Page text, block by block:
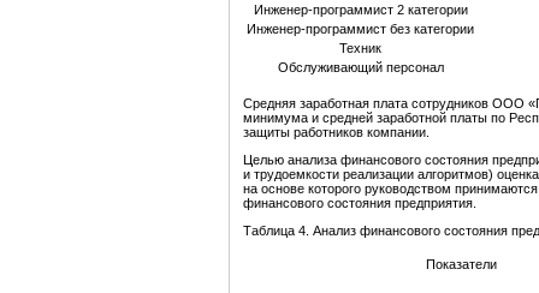
Инженер-программист 2 категории
Инженер-программист без категории
Техник
Обслуживающий персонал
Средняя заработная плата сотрудников ООО
минимума и средней заработной платы по
защиты работников компании.
Целью анализа финансового состояния
и трудоемкости реализации алгоритмов)
на основе которого руководством
финансового состояния предприятия.
Таблица 4. Анализ финансового состояния
Показатели